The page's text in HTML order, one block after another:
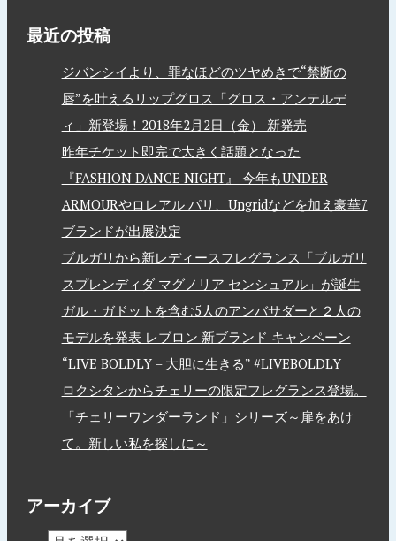
最近の投稿
ジバンシイより、罪なほどのツヤめきで“禁断の
唇”を叶えるリップグロス「グロス・アンテルデ
ィ」新登場！2018年2月2日（金） 新発売
昨年チケット即完で大きく話題となった
『FASHION DANCE NIGHT』 今年もUNDER
ARMOURやロレアル パリ、Ungridなどを加え豪華7
ブランドが出展決定
ブルガリから新レディースフレグランス「ブルガリ
スプレンディダ マグノリア センシュアル」が誕生
ガル・ガドットを含む5人のアンバサダーと２人の
モデルを発表 レブロン 新ブランド キャンペーン
“LIVE BOLDLY – 大胆に生きる” #LIVEBOLDLY
ロクシタンからチェリーの限定フレグランス登場。
「チェリーワンダーランド」シリーズ～扉をあけ
て。新しい私を探しに～
アーカイブ